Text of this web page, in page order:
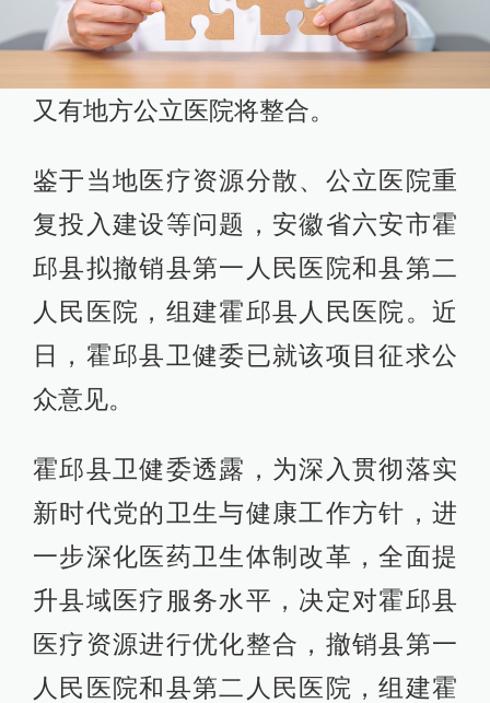
又有地方公立医院将整合。
鉴于当地医疗资源分散、公立医院重
复投入建设等问题，安徽省六安市霍
邱县拟撤销县第一人民医院和县第二
人民医院，组建霍邱县人民医院。近
日，霍邱县卫健委已就该项目征求公
众意见。
霍邱县卫健委透露，为深入贯彻落实
新时代党的卫生与健康工作方针，进
一步深化医药卫生体制改革，全面提
升县域医疗服务水平，决定对霍邱县
医疗资源进行优化整合，撤销县第一
人民医院和县第二人民医院，组建霍